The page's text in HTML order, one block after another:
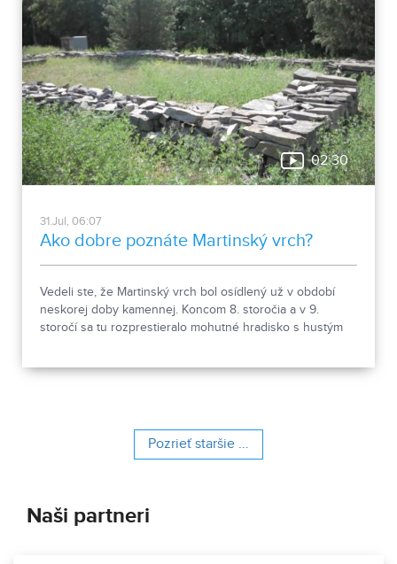
02:30
31.Jul, 06:07
Ako dobre poznáte Martinský vrch?
Vedeli ste, že Martinský vrch bol osídlený už v období
neskorej doby kamennej. Koncom 8. storočia a v 9.
storočí sa tu rozprestieralo mohutné hradisko s hustým
Pozrieť staršie ...
Naši partneri